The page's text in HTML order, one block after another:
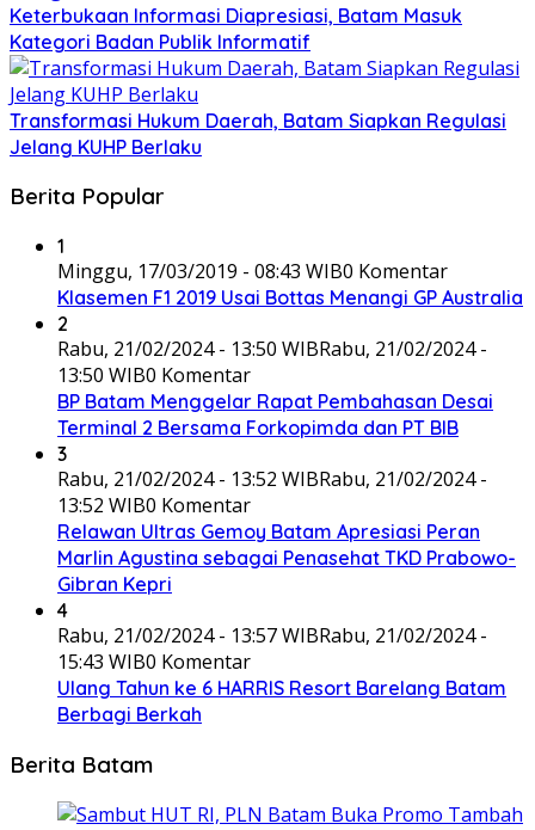
Keterbukaan Informasi Diapresiasi, Batam Masuk
Kategori Badan Publik Informatif
Transformasi Hukum Daerah, Batam Siapkan Regulasi
Jelang KUHP Berlaku
Berita Popular
1
Minggu, 17/03/2019 - 08:43 WIB0 Komentar
Klasemen F1 2019 Usai Bottas Menangi GP Australia
2
Rabu, 21/02/2024 - 13:50 WIBRabu, 21/02/2024 -
13:50 WIB0 Komentar
BP Batam Menggelar Rapat Pembahasan Desai
Terminal 2 Bersama Forkopimda dan PT BIB
3
Rabu, 21/02/2024 - 13:52 WIBRabu, 21/02/2024 -
13:52 WIB0 Komentar
Relawan Ultras Gemoy Batam Apresiasi Peran
Marlin Agustina sebagai Penasehat TKD Prabowo-
Gibran Kepri
4
Rabu, 21/02/2024 - 13:57 WIBRabu, 21/02/2024 -
15:43 WIB0 Komentar
Ulang Tahun ke 6 HARRIS Resort Barelang Batam
Berbagi Berkah
Berita Batam